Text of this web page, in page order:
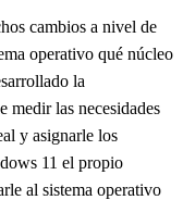
cambios a nivel de
operativo qué núcleo
la
medir las necesidades
y asignarle los
11 el propio
al sistema operativo